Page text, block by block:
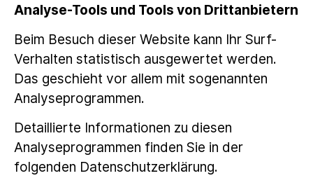
Analyse-Tools und Tools von Dritt­anbietern
Beim Besuch dieser Website kann Ihr Surf-
Verhalten statistisch ausgewertet werden.
Das geschieht vor allem mit sogenannten
Analyseprogrammen.
Detaillierte Informationen zu diesen
Analyseprogrammen finden Sie in der
folgenden Datenschutzerklärung.